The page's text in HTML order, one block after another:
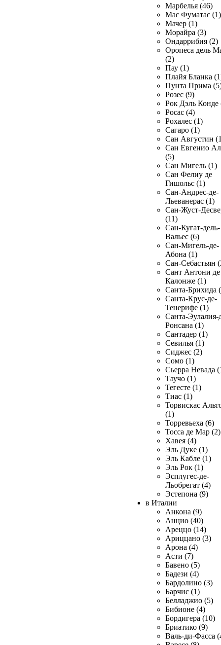
Марбелья (46)
Мас Фуматас (1)
Мачер (1)
Морайра (3)
Ондаррибия (2)
Оропеса дель
(2)
Пау (1)
Плайя Бланка
Пунта Прима
Розес (9)
Рок Дэль Конде
Росас (4)
Рохалес (1)
Сагаро (1)
Сан Августин
Сан Евгенио
(5)
Сан Мигель (1)
Сан Фелиу де
Гишольс (1)
Сан-Андрес-де-
Льеванерас (1)
Сан-Жуст-
(11)
Сан-Кугат-дель-
Вальес (6)
Сан-Мигель-де-
Абона (1)
Сан-Себастьян
Сант Антони де
Калонже (1)
Санта-Брихида
Санта-Крус-де-
Тенерифе (1)
Санта-Эулалия-
Ронсана (1)
Сантадер (1)
Севилья (1)
Сиджес (2)
Сомо (1)
Сьерра Невада
Таучо (1)
Тегесте (1)
Тиас (1)
Торвискас
(1)
Торревьеха (6)
Тосса де Мар (2)
Хавея (4)
Эль Дуке (1)
Эль Кабле (1)
Эль Рок (1)
Эсплугес-де-
Льобрегат (4)
Эстепона (9)
в Италии
Анкона (9)
Анцио (40)
Ареццо (14)
Ариццано (3)
Арона (4)
Асти (7)
Бавено (5)
Бадези (4)
Бардолино (3)
Барчис (1)
Белладжио (5)
Бибионе (4)
Бордигера (10)
Бриатико (9)
Валь-ди-Фасса